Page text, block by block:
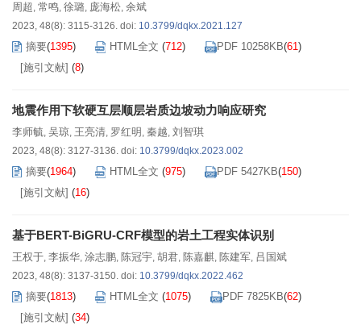
周超, 常鸣, 徐璐, 庞海松, 余斌
2023, 48(8): 3115-3126. doi: 10.3799/dqkx.2021.127
摘要(1395) HTML全文 (712) PDF 10258KB(61)
[施引文献] (8)
地震作用下软硬互层顺层岩质边坡动力响应研究
李师毓, 吴琼, 王亮清, 罗红明 , 秦越, 刘智琪
2023, 48(8): 3127-3136. doi: 10.3799/dqkx.2023.002
摘要(1964) HTML全文 (975) PDF 5427KB(150)
[施引文献] (16)
基于BERT-BiGRU-CRF模型的岩土工程实体识别
王权于, 李振华, 涂志鹏, 陈冠宇, 胡君, 陈嘉麒, 陈建军, 吕国斌
2023, 48(8): 3137-3150. doi: 10.3799/dqkx.2022.462
摘要(1813) HTML全文 (1075) PDF 7825KB(62)
[施引文献] (34)